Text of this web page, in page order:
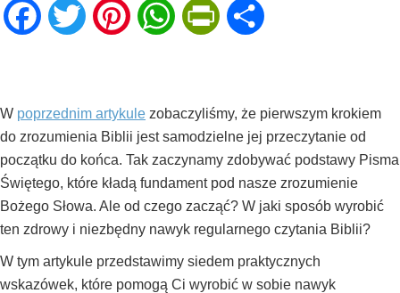
FacebookTwitter PinterestWhatsAppPrintFriendly
W poprzednim artykule zobaczyliśmy, że pierwszym krokiem
do zrozumienia Biblii jest samodzielne jej przeczytanie od
początku do końca. Tak zaczynamy zdobywać podstawy Pisma
Świętego, które kładą fundament pod nasze zrozumienie
Bożego Słowa. Ale od czego zacząć? W jaki sposób wyrobić
ten zdrowy i niezbędny nawyk regularnego czytania Biblii?
W tym artykule przedstawimy siedem praktycznych
wskazówek, które pomogą Ci wyrobić w sobie nawyk